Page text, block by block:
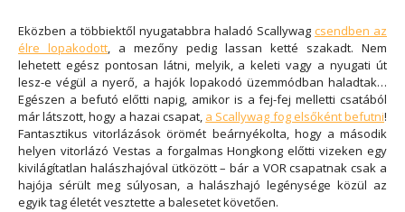
Eközben a többiektől nyugatabbra haladó Scallywag csendben az
élre lopakodott, a mezőny pedig lassan ketté szakadt. Nem
lehetett egész pontosan látni, melyik, a keleti vagy a nyugati út
lesz-e végül a nyerő, a hajók lopakodó üzemmódban haladtak…
Egészen a befutó előtti napig, amikor is a fej-fej melletti csatából
már látszott, hogy a hazai csapat, a Scallywag fog elsőként befutni!
Fantasztikus vitorlázások örömét beárnyékolta, hogy a második
helyen vitorlázó Vestas a forgalmas Hongkong előtti vizeken egy
kivilágítatlan halászhajóval ütközött – bár a VOR csapatnak csak a
hajója sérült meg súlyosan, a halászhajó legénysége közül az
egyik tag életét vesztette a balesetet követően.